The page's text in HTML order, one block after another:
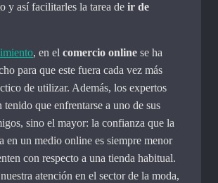
y así facilitarles la tarea de ir de
, en el comercio online se ha
para que este fuera cada vez más
de utilizar. Además, los expertos
tenido que enfrentarse a uno de sus
sino el mayor: la confianza que la
en un medio online es siempre menor
con respecto a una tienda habitual.
atención en el sector de la moda,